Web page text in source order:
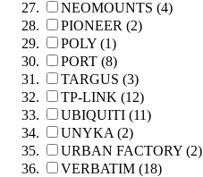
NEOMOUNTS (4)
PIONEER (2)
POLY (1)
PORT (8)
TARGUS (3)
TP-LINK (12)
UBIQUITI (11)
UNYKA (2)
URBAN FACTORY (2)
VERBATIM (18)